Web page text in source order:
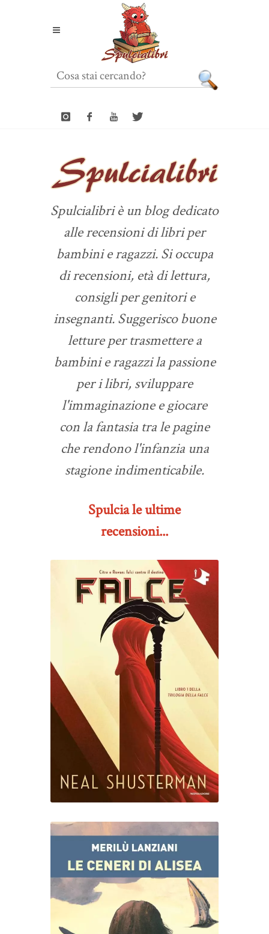
Spulcialibri è un blog dedicato
alle recensioni di libri per
bambini e ragazzi. Si occupa
di recensioni, età di lettura,
consigli per genitori e
insegnanti. Suggerisco buone
letture per trasmettere a
bambini e ragazzi la passione
per i libri, sviluppare
l'immaginazione e giocare
con la fantasia tra le pagine
che rendono l'infanzia una
stagione indimenticabile.
Spulcia le ultime
recensioni...